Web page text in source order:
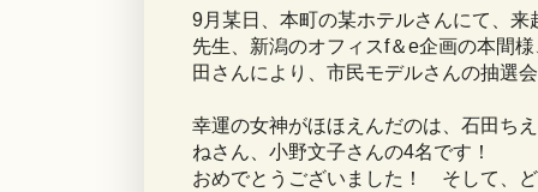
9月某日、本町の某ホテルさんにて、
先生、新潟のオフィスf＆e企画の本間
田さんにより、市民モデルさんの抽選
幸運の女神がほほえんだのは、石田ち
ねさん、小野文子さんの4名です！
おめでとうございました！ そして、